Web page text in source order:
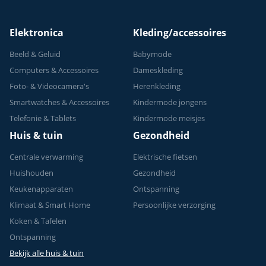
Elektronica
Beeld & Geluid
Computers & Accessoires
Foto- & Videocamera's
Smartwatches & Accessoires
Telefonie & Tablets
Kleding/accessoires
Babymode
Dameskleding
Herenkleding
Kindermode jongens
Kindermode meisjes
Huis & tuin
Centrale verwarming
Huishouden
Keukenapparaten
Klimaat & Smart Home
Koken & Tafelen
Ontspanning
Bekijk alle huis & tuin
Gezondheid
Elektrische fietsen
Gezondheid
Ontspanning
Persoonlijke verzorging